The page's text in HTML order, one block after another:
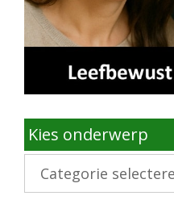
Kies onderwerp
Kies
onderwerp